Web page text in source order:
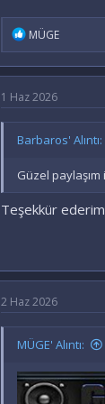
İ
d
e
l
e
:
MÜGE
1 Haz 2026
Barbaros' Alıntı:
Güzel
Teşekkür
2 Haz 2026
MÜGE' Alıntı: